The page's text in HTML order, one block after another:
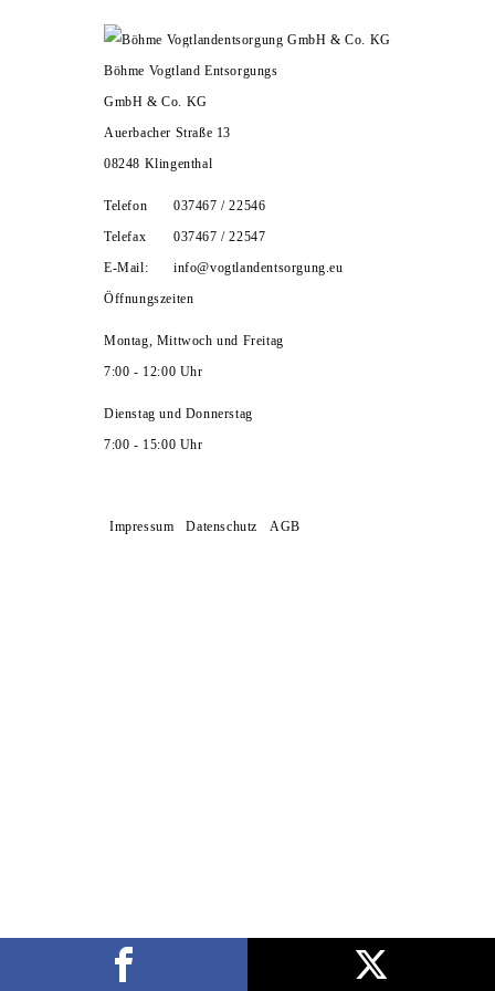
UNTERNEHMEN ZERTIFIKATE
Böhme Vogtland Entsorgungs
GmbH & Co. KG
Auerbacher Straße 13
08248 Klingenthal
Telefon
037467 / 22546
Telefax
037467 / 22547
E-Mail:
info@vogtlandentsorgung.eu
Öffnungszeiten
Montag, Mittwoch und Freitag
7:00 - 12:00 Uhr
Dienstag und Donnerstag
7:00 - 15:00 Uhr
Impressum Datenschutz AGB